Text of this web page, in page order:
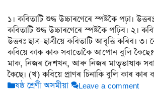
১। কবিতাটি শুদ্ধ উচ্চাৰণেৰে স্পষ্টকৈ পঢ়া। উত্তৰঃ
কবিতাটি শুদ্ধ উচ্চাৰণেৰে স্পষ্টকৈ পঢ়িব। ২।
উত্তৰঃ ছাত্ৰ-ছাত্ৰীয়ে কবিতাটি আবৃত্তি কৰিব।
কবিয়ে কাক কাক সবাতোকৈ আপোন বুলি কৈছে?
মাক, নিজৰ দেশখন, আৰু নিজৰ মাতৃভাষাক
কৈছে। (খ) কবিয়ে প্ৰাণৰ চিনাকি বুলি কাৰ কাৰ
Categories
ষষ্ঠ শ্ৰেণী অসমীয়া Leave a comment